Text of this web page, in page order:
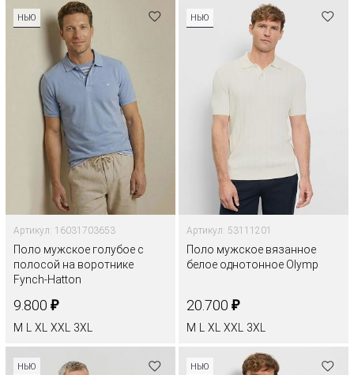
НЬЮ
Артикул: 16031703653
Поло мужское голубое с
полосой на воротнике
Fynch-Hatton
9.800 ₽
M XL XXL 3XL
НЬЮ
Артикул: 53111201
Поло мужское вязанное
белое однотонное Olymp
20.700 ₽
M XL XXL 3XL
НЬЮ НЬЮ